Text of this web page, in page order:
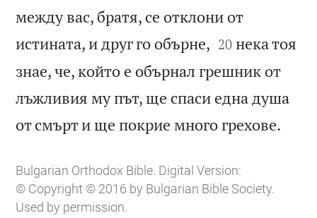
между вас, братя, се отклони от
истината, и друг го обърне, 

20 нека тоя
знае, че, който е обърнал грешник от
лъжливия му път, ще спаси една душа
от смърт и ще покрие много грехове.
Bulgarian Orthodox Bible. Digital Version:
© Copyright © 2016 by Bulgarian Bible Society.
Used by permission.